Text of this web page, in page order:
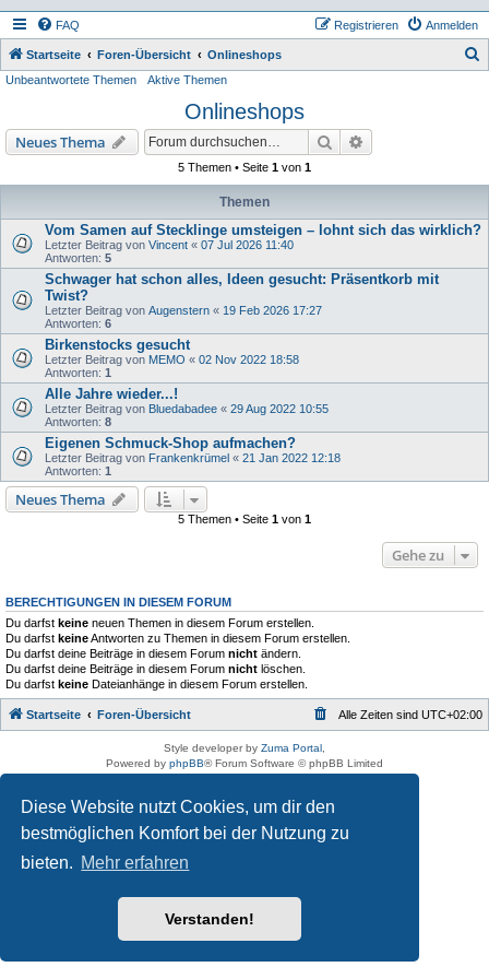
Diese Website nutzt Cookies, um dir den
bestmöglichen Komfort bei der Nutzung zu
bieten. Mehr erfahren
Verstanden!
FAQ Anmelden
Registrieren
Startseite Foren-Übersicht Onlineshops
Unbeantwortete Themen Aktive Themen
Onlineshops
Neues Thema Suche
5 Themen • Seite 1 von 1
Themen
Vom Samen auf Stecklinge umsteigen – lohnt sich das wirklich?
Letzter Beitrag von Vincent « 07 Jul 2026 11:40
Antworten: 5
Schwager hat schon alles, Ideen gesucht: Präsentkorb mit
Twist?
Letzter Beitrag von Augenstern « 19 Feb 2026 17:27
Antworten: 6
Birkenstocks gesucht
Letzter Beitrag von MEMO « 02 Nov 2022 18:58
Antworten: 1
Alle Jahre wieder...!
Letzter Beitrag von Bluedabadee « 29 Aug 2022 10:55
Antworten: 8
Eigenen Schmuck-Shop aufmachen?
Letzter Beitrag von Frankenkrümel « 21 Jan 2022 12:18
Antworten: 1
Neues Thema
5 Themen • Seite 1 von 1
Gehe zu
BERECHTIGUNGEN IN DIESEM FORUM
Du darfst keine neuen Themen in diesem Forum erstellen.
Du darfst keineAntworten zu Themen in diesem Forum erstellen.
Du darfst deine Beiträge in diesem Forum nicht ändern.
Du darfst deine Beiträge in diesem Forum nicht löschen.
Du darfst keine Dateianhänge in diesem Forum erstellen.
Startseite Foren-Übersicht Alle Zeiten sind UTC+02:00
Style developer by Zuma Portal
Powered by phpBB® Forum Software © phpBB Limited
Datenschutz|Nutzungsbedingungen